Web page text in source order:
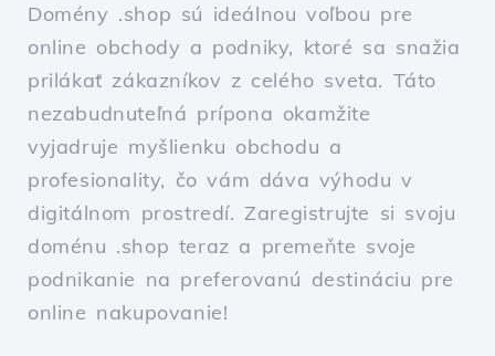
Domény .shop sú ideálnou voľbou pre
online obchody a podniky, ktoré sa snažia
prilákať zákazníkov z celého sveta. Táto
nezabudnuteľná prípona okamžite
vyjadruje myšlienku obchodu a
profesionality, čo vám dáva výhodu v
digitálnom prostredí. Zaregistrujte si svoju
doménu .shop teraz a premeňte svoje
podnikanie na preferovanú destináciu pre
online nakupovanie!